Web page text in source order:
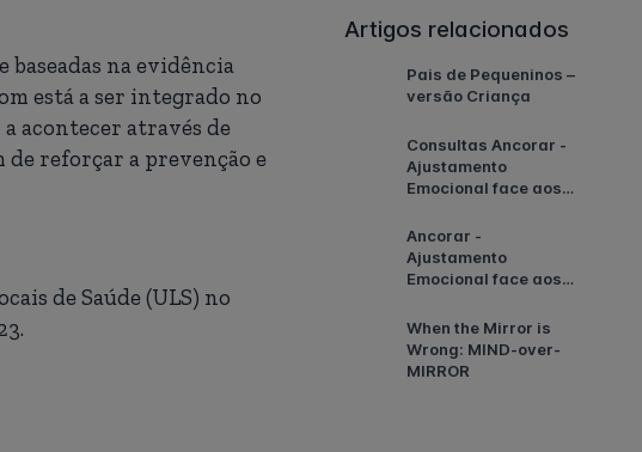
baseadas na evidência
está a ser integrado no
acontecer através de
reforçar a prevenção e
de Saúde (ULS) no
Artigos relacionados
Pais de Pequeninos –
versão Criança
Consultas Ancorar -
Ajustamento
Emocional face aos
Meteorológicos
Extremos em Portugal
Ancorar -
Ajustamento
Emocional face aos
Meteorológicos
Extremos em Portugal
When the Mirror is
Wrong: MIND-over-
MIRROR